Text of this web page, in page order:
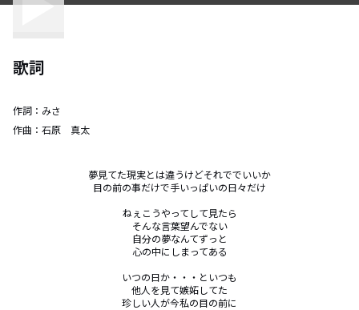
歌詞
作詞： みさ
作曲： 石原 真太
夢見てた現実とは違うけどそれででいいか
目の前の事だけで手いっぱいの日々だけ
ねぇこうやってして見たら
そんな言葉望んでない
自分の夢なんてずっと
心の中にしまってある
いつの日か・・・といつも
他人を見て嫉妬してた
珍しい人が今私の目の前に